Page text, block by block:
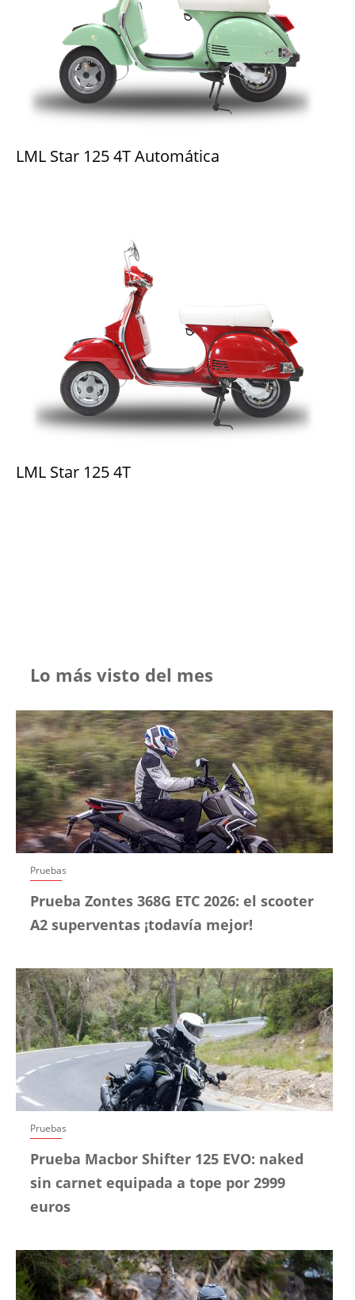
LML Star 125 4T Automática
LML Star 125 4T
Lo más visto del mes
Pruebas
Prueba Zontes 368G ETC 2026: el scooter
A2 superventas ¡todavía mejor!
Pruebas
Prueba Macbor Shifter 125 EVO: naked
sin carnet equipada a tope por 2999
euros